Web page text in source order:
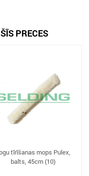
PRECES
tīrīšanas mops Pulex,
balts, 45cm (10)